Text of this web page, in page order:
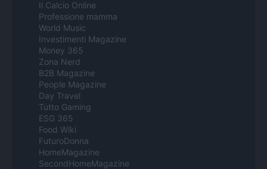
Il Calcio Online
Professione mamma
World Music
Investimenti Magazine
Money 365
Zona Nerd
B2B Magazine
People Magazine
Day Travel
Tutto Gaming
ESG 365
Food Wiki
FuturoDonna
HomeMagazine
SecondHomeMagazine